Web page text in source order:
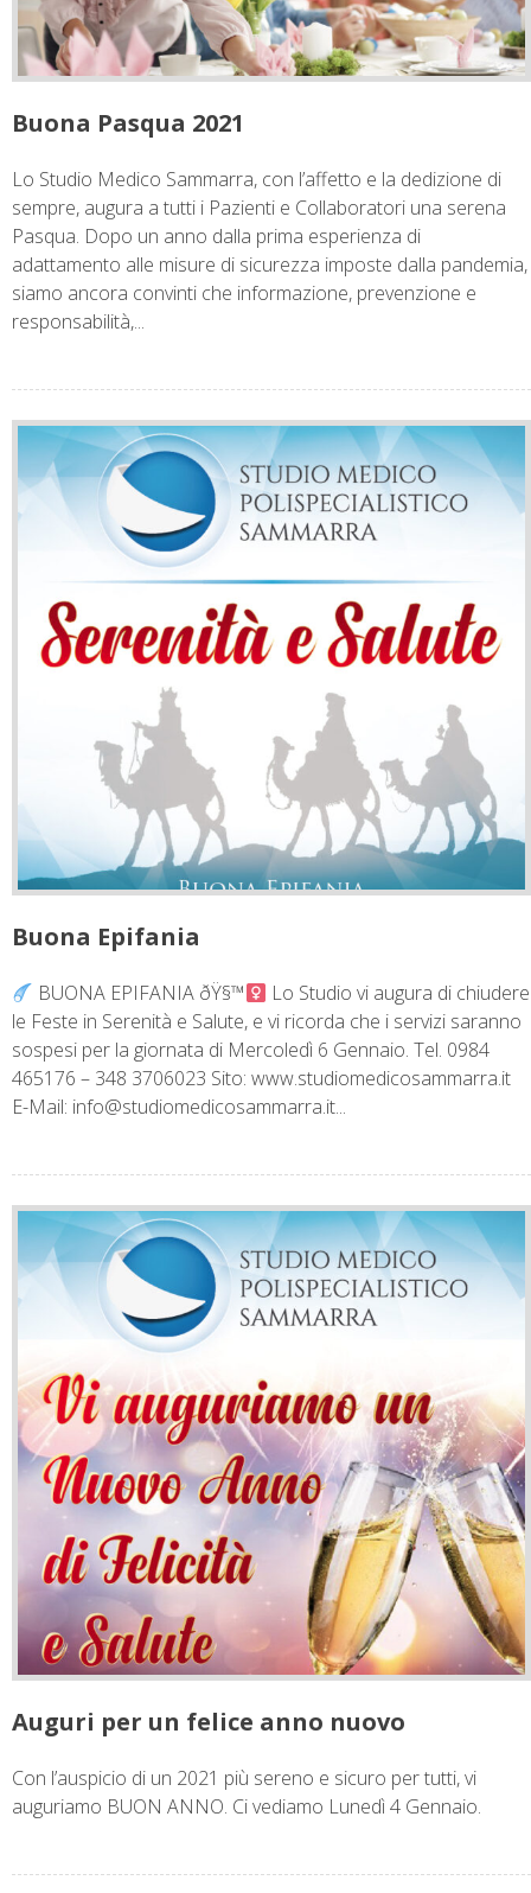
Buona Pasqua 2021
Lo Studio Medico Sammarra, con l’affetto e la dedizione di
sempre, augura a tutti i Pazienti e Collaboratori una serena
Pasqua. Dopo un anno dalla prima esperienza di
adattamento alle misure di sicurezza imposte dalla pandemia,
siamo ancora convinti che informazione, prevenzione e
responsabilità,...
Buona Epifania
BUONA EPIFANIA ðŸ§™‍
Lo Studio vi augura di chiudere
le Feste in Serenità e Salute, e vi ricorda che i servizi saranno
sospesi per la giornata di Mercoledì 6 Gennaio. Tel. 0984
465176 – 348 3706023 Sito: www.studiomedicosammarra.it
E-Mail: info@studiomedicosammarra.it...
Auguri per un felice anno nuovo
Con l’auspicio di un 2021 più sereno e sicuro per tutti, vi
auguriamo BUON ANNO. Ci vediamo Lunedì 4 Gennaio.